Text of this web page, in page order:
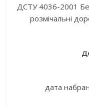
ДСТУ 4036-2001
розмічальні
дата